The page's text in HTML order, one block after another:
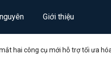
Giới thiệu
hai công cụ mới hỗ trợ tối ưa